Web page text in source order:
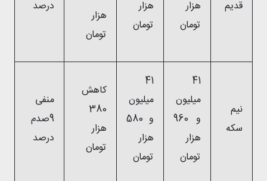
قدیم
هزار
تومان
هزار
تومان
هزار
تومان
درصد
نیم
سکه
41
میلیون
و 960
هزار
تومان
41
میلیون
و 580
هزار
تومان
کاهش
380
هزار
تومان
منفی
9صدم
درصد